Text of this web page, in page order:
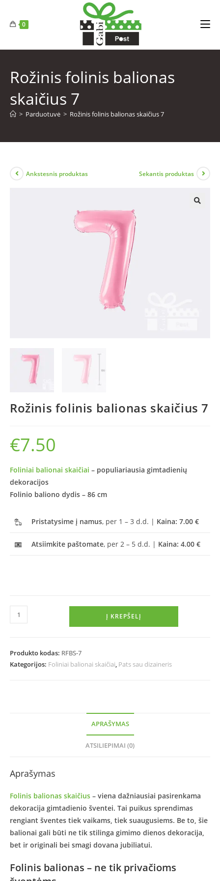
0
Rožinis folinis balionas
skaičius 7
> Parduotuvė > Rožinis folinis balionas skaičius 7
Ankstesnis produktas Sekantis produktas
Rožinis folinis balionas skaičius 7
€7.50
Foliniai balionai skaičiai – populiariausia gimtadienių
dekoracijos
Folinio baliono dydis – 86 cm
Pristatysime į namus, per 1 – 3 d.d. | Kaina: 7.00 €
Atsiimkite paštomate, per 2 – 5 d.d. | Kaina: 4.00 €
Į KREPŠELĮ
Produkto kodas: RFBS-7
Kategorijos: Foliniai balionai skaičiai, Pats sau dizaineris
APRAŠYMAS
ATSILIEPIMAI (0)
Aprašymas
Folinis balionas skaičius – viena dažniausiai pasirenkama
dekoracija gimtadienio šventei. Tai puikus sprendimas
rengiant šventes tiek vaikams, tiek suaugusiems. Be to, šie
balionai gali būti ne tik stilinga gimimo dienos dekoracija,
bet ir originali bei smagi dovana jubiliatui.
Folinis balionas – ne tik privačioms